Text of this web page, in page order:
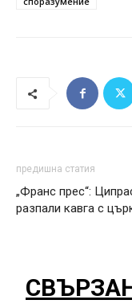
предишна статия
„Франс прес“:
разпали кавга с